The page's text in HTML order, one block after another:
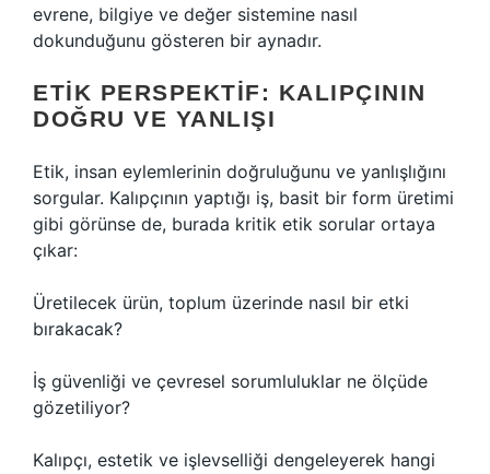
evrene, bilgiye ve değer sistemine nasıl
dokunduğunu gösteren bir aynadır.
ETIK PERSPEKTIF: KALIPÇININ
DOĞRU VE YANLIŞI
Etik, insan eylemlerinin doğruluğunu ve yanlışlığını
sorgular. Kalıpçının yaptığı iş, basit bir form üretimi
gibi görünse de, burada kritik etik sorular ortaya
çıkar:
Üretilecek ürün, toplum üzerinde nasıl bir etki
bırakacak?
İş güvenliği ve çevresel sorumluluklar ne ölçüde
gözetiliyor?
Kalıpçı, estetik ve işlevselliği dengeleyerek hangi